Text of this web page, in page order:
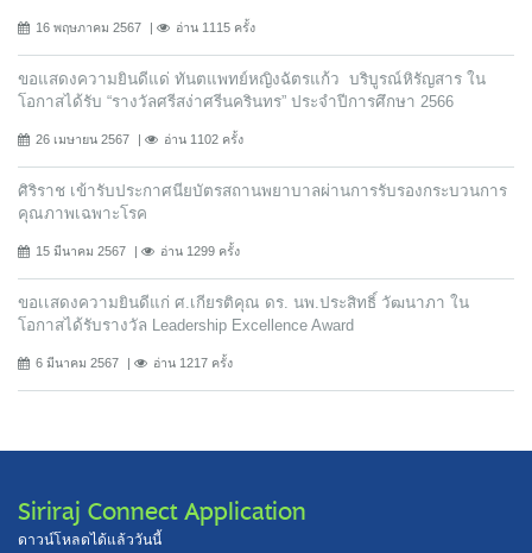
16 พฤษภาคม 2567 อ่าน 1115 ครั้ง
ขอแสดงความยินดีแด่ ทันตแพทย์หญิงฉัตรแก้ว บริบูรณ์หิรัญสาร ใน
โอกาสได้รับ “รางวัลศรีสง่าศรีนครินทร” ประจำปีการศึกษา 2566
26 เมษายน 2567 อ่าน 1102 ครั้ง
ศิริราช เข้ารับประกาศนียบัตรสถานพยาบาลผ่านการรับรองกระบวนการ
คุณภาพเฉพาะโรค
15 มีนาคม 2567 อ่าน 1299 ครั้ง
ขอเเสดงความยินดีแก่ ศ.เกียรติคุณ ดร. นพ.ประสิทธิ์ วัฒนาภา ใน
โอกาสได้รับรางวัล Leadership Excellence Award
6 มีนาคม 2567 อ่าน 1217 ครั้ง
Siriraj Connect Application
ดาวน์โหลดได้แล้ววันนี้